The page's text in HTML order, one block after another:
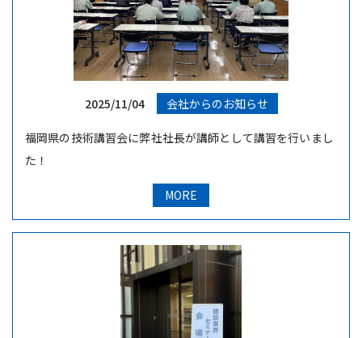
2025/11/04 会社からのお知らせ
福岡県の技術講習会に弊社社長が講師として講習を行いまし
た！
MORE